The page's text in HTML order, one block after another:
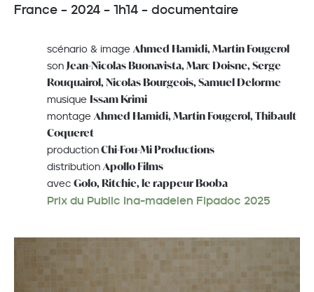
France – 2024 – 1h14 – documentaire
scénario & imageAhmed Hamidi, Martin Fougerol
sonJean-Nicolas Buonavista, Marc Doisne, Serge
Rouquairol, Nicolas Bourgeois, Samuel Delorme
musique Issam Krimi
montageAhmed Hamidi, Martin Fougerol, Thibault
Coqueret
productionChi-Fou-Mi Productions
distributionApollo Films
avecGolo, Ritchie, le rappeur Booba
Prix du Public Ina-madelen Fipadoc 2025